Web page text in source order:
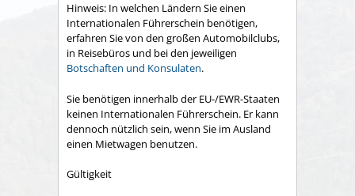
Hinweis: In welchen Ländern Sie einen
Internationalen Führerschein benötigen,
erfahren Sie von den großen Automobilclubs,
in Reisebüros und bei den jeweiligen
Botschaften und Konsulaten.
Sie benötigen innerhalb der EU-/EWR-Staaten
keinen Internationalen Führerschein. Er kann
dennoch nützlich sein, wenn Sie im Ausland
einen Mietwagen benutzen.
Gültigkeit